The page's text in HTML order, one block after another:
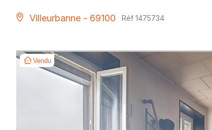
Villeurbanne - 69100 Réf 1475734
Vendu